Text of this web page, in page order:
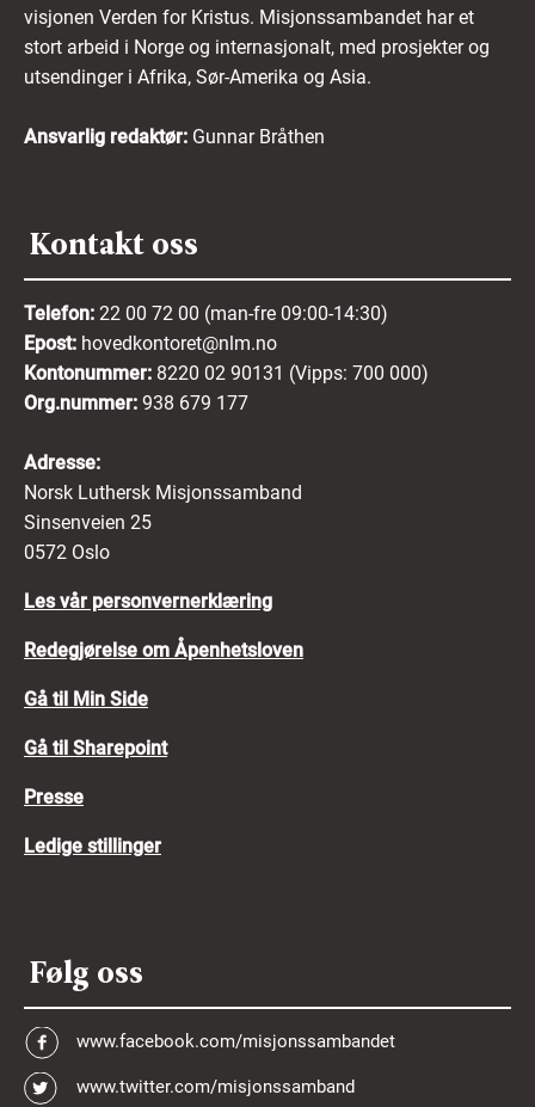
visjonen Verden for Kristus. Misjonssambandet har et
stort arbeid i Norge og internasjonalt, med prosjekter og
utsendinger i Afrika, Sør-Amerika og Asia.
Ansvarlig redaktør: Gunnar Bråthen
Kontakt oss
Telefon: 22 00 72 00 (man-fre 09:00-14:30)
Epost: hovedkontoret@nlm.no
Kontonummer: 8220 02 90131 (Vipps: 700 000)
Org.nummer: 938 679 177
Adresse:
Norsk Luthersk Misjonssamband
Sinsenveien 25
0572 Oslo
Les vår personvernerklæring
Redegjørelse om Åpenhetsloven
Gå til Min Side
Gå til Sharepoint
Presse
Ledige stillinger
Følg oss
www.facebook.com/misjonssambandet
www.twitter.com/misjonssamband